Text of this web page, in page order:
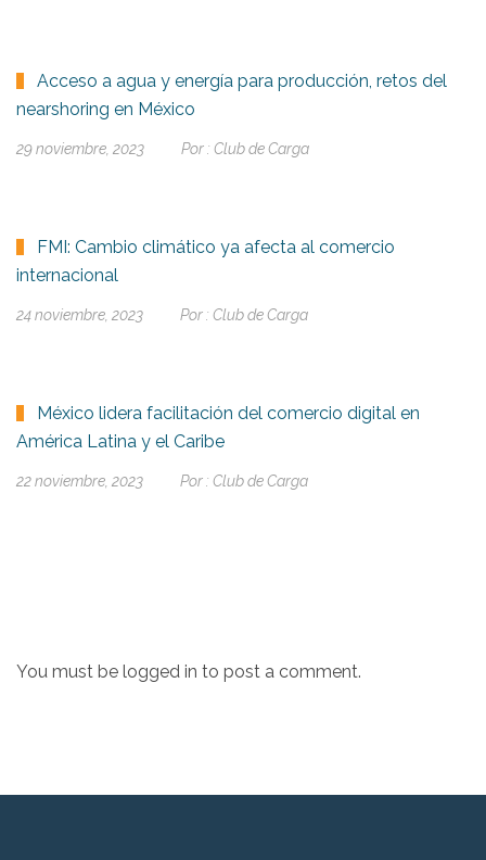
Acceso a agua y energía para producción, retos del
nearshoring en México
29 noviembre, 2023 Por : Club de Carga
FMI: Cambio climático ya afecta al comercio
internacional
24 noviembre, 2023 Por : Club de Carga
México lidera facilitación del comercio digital en
América Latina y el Caribe
22 noviembre, 2023 Por : Club de Carga
You must be logged in to post a comment.